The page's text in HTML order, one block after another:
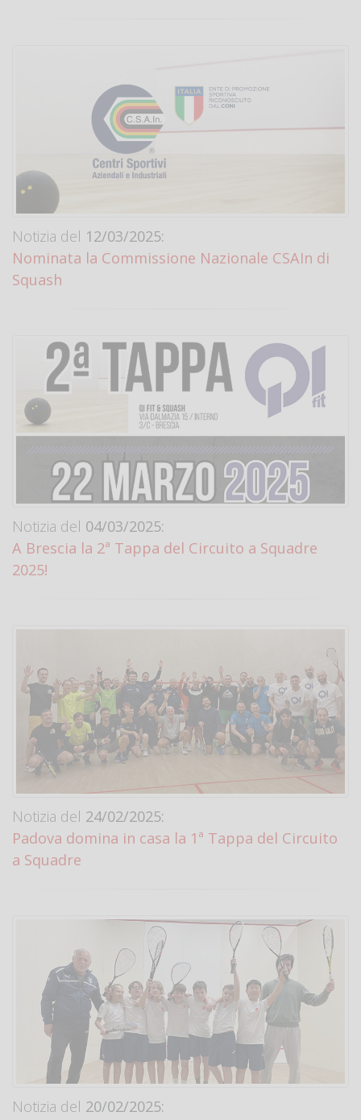
Notizia del 12/03/2025:
Nominata la Commissione Nazionale CSAIn di
Squash
Notizia del 04/03/2025:
A Brescia la 2ª Tappa del Circuito a Squadre
2025!
Notizia del 24/02/2025:
Padova domina in casa la 1ª Tappa del Circuito
a Squadre
Notizia del 20/02/2025: